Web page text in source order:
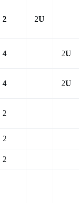
2 2U
4 2U
4 2U
2
2
2